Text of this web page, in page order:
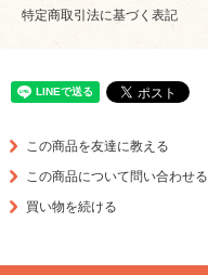
特定商取引法に基づく表記
この商品を友達に教える
この商品について問い合わせる
買い物を続ける